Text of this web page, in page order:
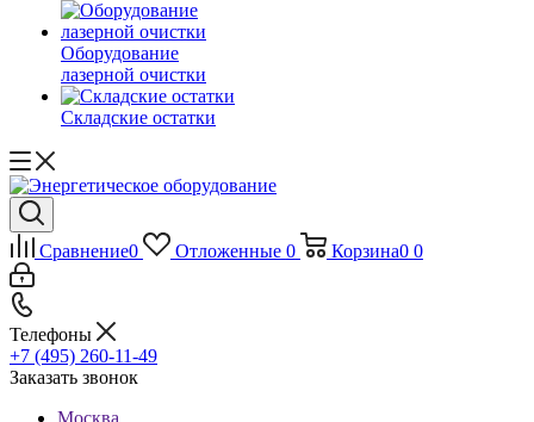
Оборудование
лазерной очистки
Складские остатки
Сравнение0 Отложенные 0 Корзина0 0
Телефоны
+7 (495) 260-11-49
Заказать звонок
Москва